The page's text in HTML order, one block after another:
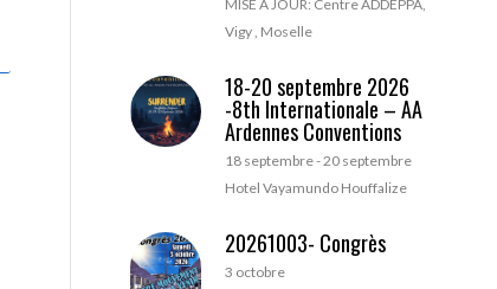
MISE A JOUR: Centre ADDEPPA,
Vigy , Moselle
18-20 septembre 2026
-8th Internationale – AA
Ardennes Conventions
18 septembre-20 septembre
Hotel Vayamundo Houffalize
20261003- Congrès
3 octobre